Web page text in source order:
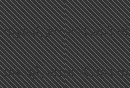
mysql_error=Can't
mysql_error=Can't